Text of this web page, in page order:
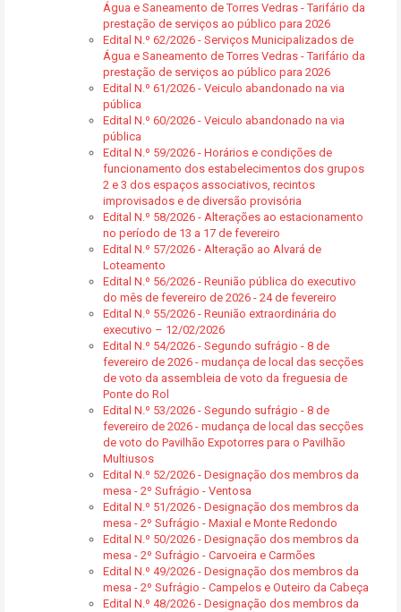
Água e Saneamento de Torres Vedras - Tarifário da
prestação de serviços ao público para 2026
Edital N.º 62/2026 - Serviços Municipalizados de
Água e Saneamento de Torres Vedras - Tarifário da
prestação de serviços ao público para 2026
Edital N.º 61/2026 - Veiculo abandonado na via
pública
Edital N.º 60/2026 - Veiculo abandonado na via
pública
Edital N.º 59/2026 - Horários e condições de
funcionamento dos estabelecimentos dos grupos
2 e 3 dos espaços associativos, recintos
improvisados e de diversão provisória
Edital N.º 58/2026 - Alterações ao estacionamento
no período de 13 a 17 de fevereiro
Edital N.º 57/2026 - Alteração ao Alvará de
Loteamento
Edital N.º 56/2026 - Reunião pública do executivo
do mês de fevereiro de 2026 - 24 de fevereiro
Edital N.º 55/2026 - Reunião extraordinária do
executivo – 12/02/2026
Edital N.º 54/2026 - Segundo sufrágio - 8 de
fevereiro de 2026 - mudança de local das secções
de voto da assembleia de voto da freguesia de
Ponte do Rol
Edital N.º 53/2026 - Segundo sufrágio - 8 de
fevereiro de 2026 - mudança de local das secções
de voto do Pavilhão Expotorres para o Pavilhão
Multiusos
Edital N.º 52/2026 - Designação dos membros da
mesa - 2º Sufrágio - Ventosa
Edital N.º 51/2026 - Designação dos membros da
mesa - 2º Sufrágio - Maxial e Monte Redondo
Edital N.º 50/2026 - Designação dos membros da
mesa - 2º Sufrágio - Carvoeira e Carmões
Edital N.º 49/2026 - Designação dos membros da
mesa - 2º Sufrágio - Campelos e Outeiro da Cabeça
Edital N.º 48/2026 - Designação dos membros da